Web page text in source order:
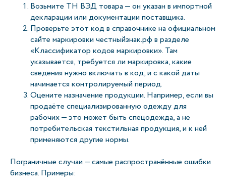
Возьмите ТН ВЭД товара — он указан в импортной
декларации или документации поставщика.
Проверьте этот код в справочнике на официальном
сайте маркировки честныйзнак.рф в разделе
«Классификатор кодов маркировки». Там
указывается, требуется ли маркировка, какие
сведения нужно включать в код, и с какой даты
начинается контролируемый период.
Оцените назначение продукции. Например, если вы
продаёте специализированную одежду для
рабочих — это может быть спецодежда, а не
потребительская текстильная продукция, и к ней
применяются другие нормы.
Пограничные случаи — самые распространённые ошибки
бизнеса. Примеры: